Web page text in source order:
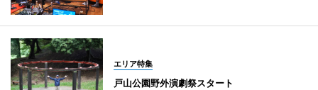
エリア特集
戸山公園野外演劇祭スタート